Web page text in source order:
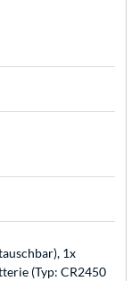
1x
(Typ: CR2450